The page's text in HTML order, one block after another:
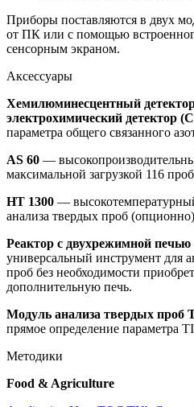
Приборы поставляются в двух
от ПК или с помощью
сенсорным экраном.
Аксессуары
Хемилюминесцентный
электрохимический детектор
параметра общего связанного
AS 60 —
максимальной загрузкой 116
HT 1300 —
анализа твердых проб
Реактор с двухрежимной печью
универсальный инструмент для
проб без необходимости
дополнительную печь.
Модуль анализа твердых проб
прямое определение параметра
Методики
Food & Agriculture